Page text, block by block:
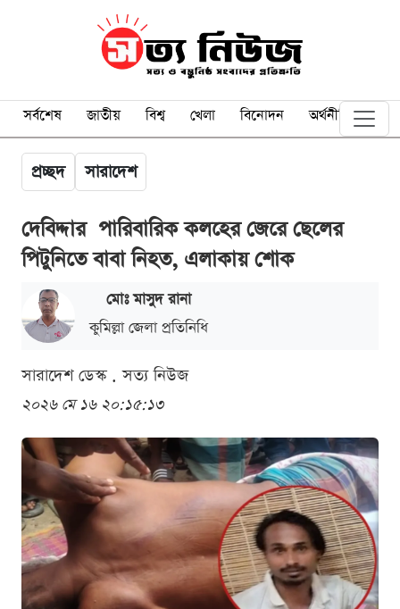
সর্বশেষ জাতীয় বিশ্ব খেলা বিনোদন অর্থনীতি
প্রচ্ছদ সারাদেশ
দেবিদ্দার পারিবারিক কলহের জেরে ছেলের
পিটুনিতে বাবা নিহত, এলাকায় শোক
মোঃ মাসুদ রানা
কুমিল্লা জেলা প্রতিনিধি
সারাদেশ ডেস্ক . সত্য নিউজ
২০২৬ মে ১৬ ২০:১৫:১৩